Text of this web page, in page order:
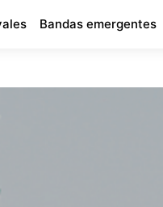
Bandas emergentes